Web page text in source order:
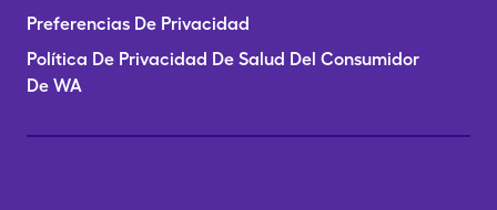
Preferencias De Privacidad
Política De Privacidad De Salud Del Consumidor
De WA